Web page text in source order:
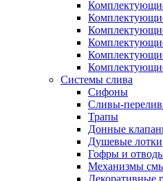
Системы слива
Сифоны
Сливы-
Трапы
Донные
Душевые лотки
Гофры и
Механизмы
Декоративные